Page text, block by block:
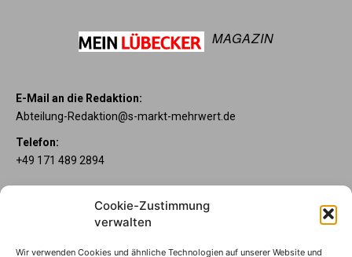
Cookie-Zustimmung
verwalten
Wir verwenden Cookies und ähnliche Technologien auf unserer Website und
MAGAZIN
E-Mail an die Redaktion:
Abteilung-Redaktion@s-markt-mehrwert.de
Telefon:
+49 171 489 2894
Wenn’s um Geld geht, hat jeder ganz individuelle Vorstellungen.
Mein Lübecker Konto genau das Richtige für Sie. Unsere